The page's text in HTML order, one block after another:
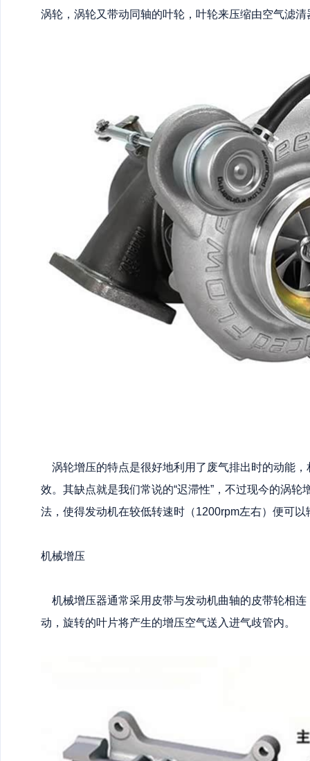
涡轮，涡轮又带动同轴的叶轮，叶轮来压缩由空气滤
涡轮增压的特点是很好地利用了废气排出时的动能
效。其缺点就是我们常说的“迟滞性”，不过现今的涡
法，使得发动机在较低转速时（1200rpm左右）便可以
机械增压
机械增压器通常采用皮带与发动机曲轴的皮带轮相
动，旋转的叶片将产生的增压空气送入进气歧管内。